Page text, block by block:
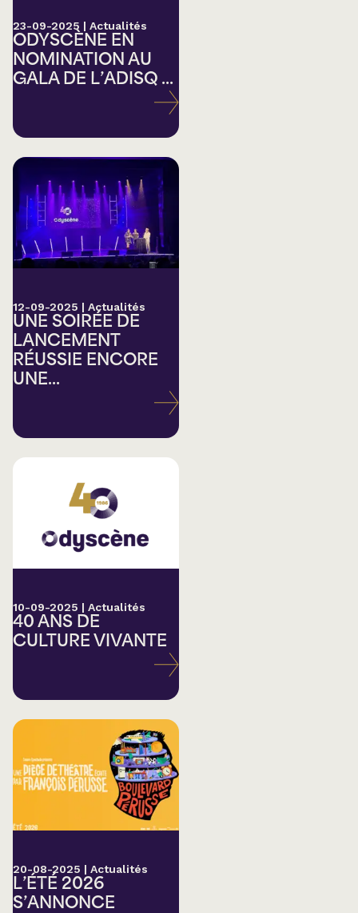
23-09-2025 | Actualités
ODYSCÈNE EN
NOMINATION AU
GALA DE L’ADISQ ...
12-09-2025 | Actualités
UNE SOIRÉE DE
LANCEMENT
RÉUSSIE ENCORE
UNE...
10-09-2025 | Actualités
40 ANS DE
CULTURE VIVANTE
20-08-2025 | Actualités
L’ÉTÉ 2026
S’ANNONCE